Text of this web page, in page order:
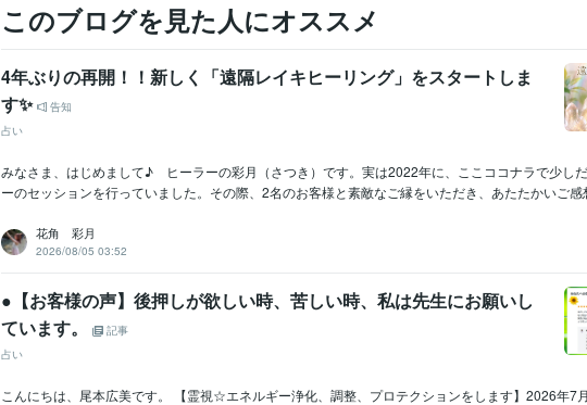
このブログを見た人にオススメ
4年ぶりの再開！！新しく「遠隔レイキヒーリング」をスタートしま
す✨
告知
占い
みなさま、はじめまして♪ ヒーラーの彩月（さつき）です。実は2022年に、ここココナラで少し
ーのセッションを行っていました。その際、2名のお客様と素敵なご縁をいただき、あたたかいご感
花角 彩月
2026/08/05 03:52
●【お客様の声】後押しが欲しい時、苦しい時、私は先生にお願いし
ています。
記事
占い
こんにちは、尾本広美です。 【霊視☆エネルギー浄化、調整、プロテクションをします】2026年7